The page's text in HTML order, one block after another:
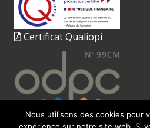
Certificat Qualiopi
Nous utilisons des cookies pour